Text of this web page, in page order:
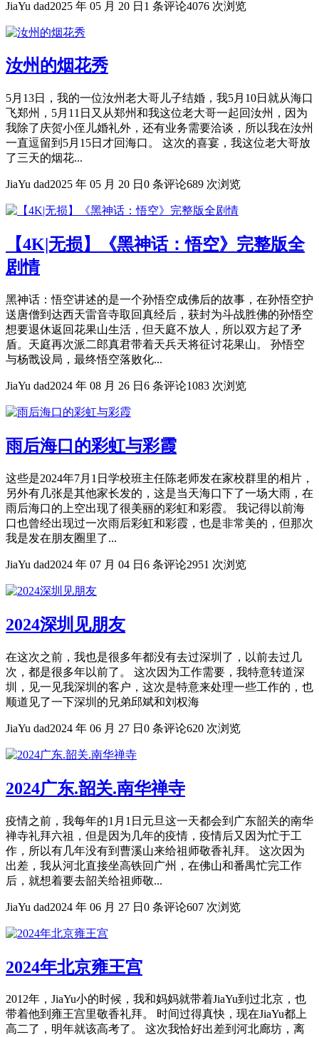
JiaYu dad2025 年 05 月 20 日 1 条评论4076 次浏览
汝州的烟花秀
5月13日，我的一位汝州老大哥儿子结婚，我5月10日就从海口
飞郑州，5月11日又从郑州和我这位老大哥一起回汝州，因为
我除了庆贺小侄儿婚礼外，还有业务需要洽谈，所以我在汝州
一直逗留到5月15日才回海口。 这次的喜宴，我这位老大哥放
了三天的烟花...
JiaYu dad2025 年 05 月 20 日 0 条评论689 次浏览
【4K|无损】《黑神话：悟空》完整版全
剧情
黑神话：悟空讲述的是一个孙悟空成佛后的故事，在孙悟空护
送唐僧到达西天雷音寺取回真经后，获封为斗战胜佛的孙悟空
想要退休返回花果山生活，但天庭不放人，所以双方起了矛
盾。天庭再次派二郎真君带着天兵天将征讨花果山。 孙悟空
与杨戬设局，最终悟空落败化...
JiaYu dad2024 年 08 月 26 日 6 条评论1083 次浏览
雨后海口的彩虹与彩霞
这些是2024年7月1日学校班主任陈老师发在家校群里的相片，
另外有几张是其他家长发的，这是当天海口下了一场大雨，在
雨后海口的上空出现了很美丽的彩虹和彩霞。 我记得以前海
口也曾经出现过一次雨后彩虹和彩霞，也是非常美的，但那次
我是发在朋友圈里了...
JiaYu dad2024 年 07 月 04 日 6 条评论2951 次浏览
2024深圳见朋友
在这次之前，我也是很多年都没有去过深圳了，以前去过几
次，都是很多年以前了。 这次因为工作需要，我特意转道深
圳，见一见我深圳的客户，这次是特意来处理一些工作的，也
顺道见了一下深圳的兄弟邱斌和刘权海
JiaYu dad2024 年 06 月 27 日 0 条评论620 次浏览
2024广东.韶关.南华禅寺
疫情之前，我每年的1月1日元旦这一天都会到广东韶关的南华
禅寺礼拜六祖，但是因为几年的疫情，疫情后又因为忙于工
作，所以有几年没有到曹溪山来给祖师敬香礼拜。 这次因为
出差，我从河北直接坐高铁回广州，在佛山和番禺忙完工作
后，就想着要去韶关给祖师敬...
JiaYu dad2024 年 06 月 27 日 0 条评论607 次浏览
2024年北京雍王宫
2012年，JiaYu小的时候，我和妈妈就带着JiaYu到过北京，也
带着他到雍王宫里敬香礼拜。 时间过得真快，现在JiaYu都上
高二了，明年就该高考了。 这次我恰好出差到河北廊坊，离